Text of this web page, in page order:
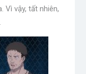
Vì vậy, tất nhiên,